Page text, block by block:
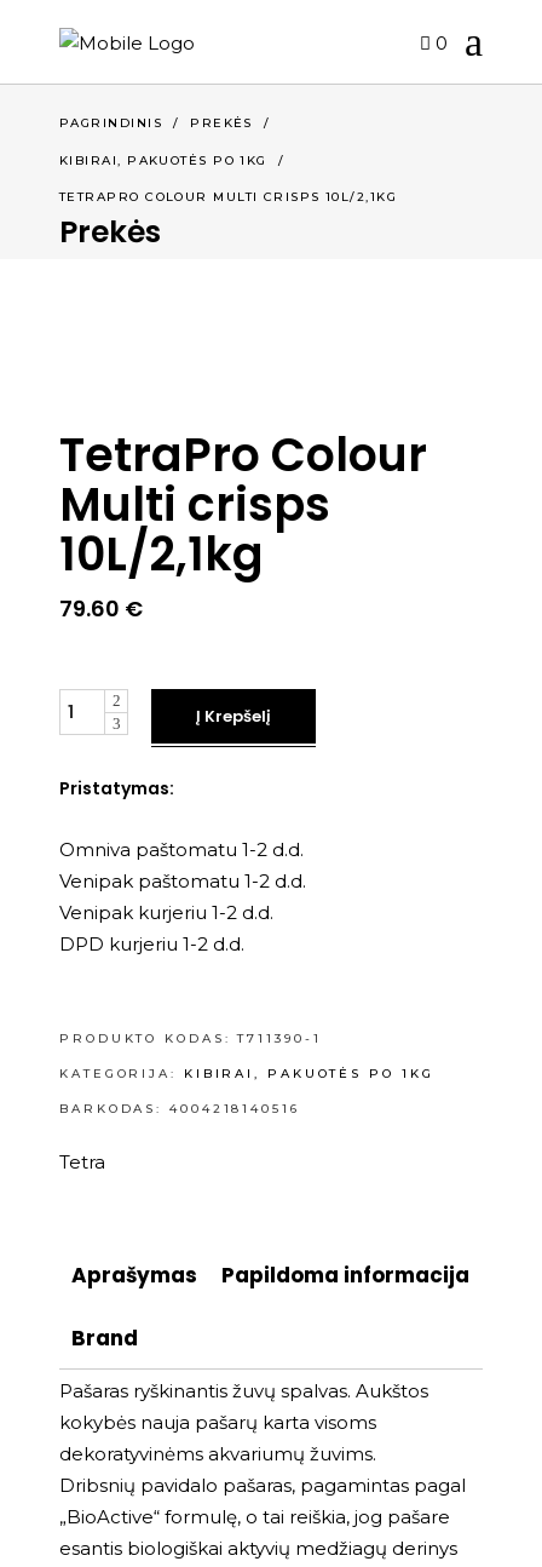
0
PAGRINDINIS / PREKĖS /
KIBIRAI, PAKUOTĖS PO 1KG /
TETRAPRO COLOUR MULTI CRISPS 10L/2,1KG
Prekės
TetraPro Colour
Multi crisps
10L/2,1kg
79.60 €
Kiekis
Į Krepšelį
Pristatymas:
Omniva paštomatu 1-2 d.d.
Venipak paštomatu 1-2 d.d.
Venipak kurjeriu 1-2 d.d.
DPD kurjeriu 1-2 d.d.
PRODUKTO KODAS:T711390-1
KATEGORIJA: KIBIRAI, PAKUOTĖS PO 1KG
BARKODAS: 4004218140516
Tetra
Aprašymas Papildoma informacija
Brand
Pašaras ryškinantis žuvų spalvas. Aukštos
kokybės nauja pašarų karta visoms
dekoratyvinėms akvariumų žuvims.
Dribsnių pavidalo pašaras, pagamintas pagal
„BioActive“ formulę, o tai reiškia, jog pašare
esantis biologiškai aktyvių medžiagų derinys